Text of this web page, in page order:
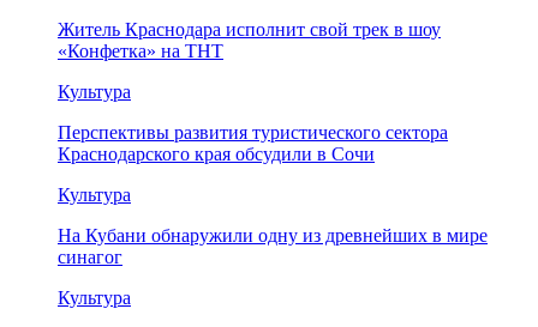
Житель Краснодара исполнит свой трек в шоу
«Конфетка» на ТНТ
Культура
Перспективы развития туристического сектора
Краснодарского края обсудили в Сочи
Культура
На Кубани обнаружили одну из древнейших в мире
синагог
Культура